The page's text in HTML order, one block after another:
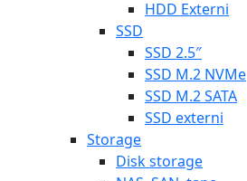
HDD Externi
SSD
SSD 2.5″
SSD M.2 NVMe
SSD M.2 SATA
SSD externi
Storage
Disk storage